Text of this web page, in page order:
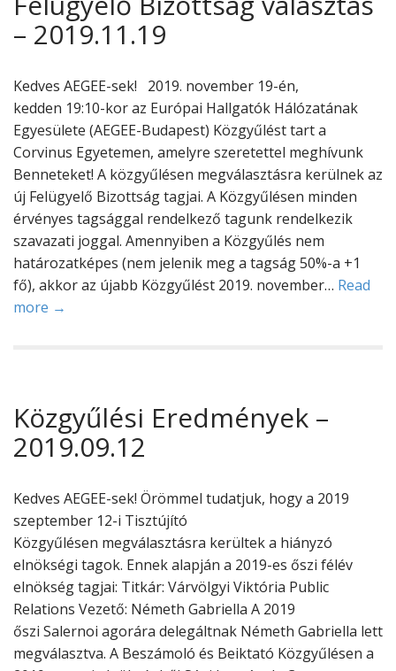
– 2019.11.19
Kedves AEGEE-sek! 2019. november 19-én,
kedden 19:10-kor az Európai Hallgatók Hálózatának
Egyesülete (AEGEE-Budapest) Közgyűlést tart a
Corvinus Egyetemen, amelyre szeretettel meghívunk
Benneteket! A közgyűlésen megválasztásra kerülnek az
új Felügyelő Bizottság tagjai. A Közgyűlésen minden
érvényes tagsággal rendelkező tagunk rendelkezik
szavazati joggal. Amennyiben a Közgyűlés nem
határozatképes (nem jelenik meg a tagság 50%-a +1
fő), akkor az újabb Közgyűlést 2019. november… Read
more →
Közgyűlési Eredmények –
2019.09.12
Kedves AEGEE-sek! Örömmel tudatjuk, hogy a 2019
szeptember 12-i Tisztújító
Közgyűlésen megválasztásra kerültek a hiányzó
elnökségi tagok. Ennek alapján a 2019-es őszi félév
elnökség tagjai: Titkár: Várvölgyi Viktória Public
Relations Vezető: Németh Gabriella A 2019
őszi Salernoi agorára delegáltnak Németh Gabriella lett
megválasztva. A Beszámoló és Beiktató Közgyűlésen a